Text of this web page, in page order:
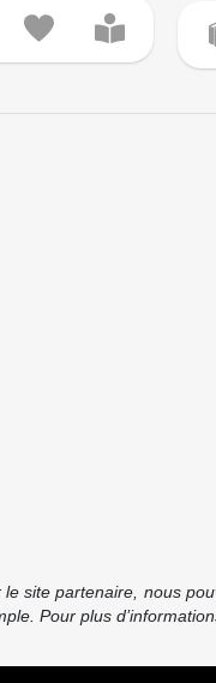
site partenaire, nous
Pour plus